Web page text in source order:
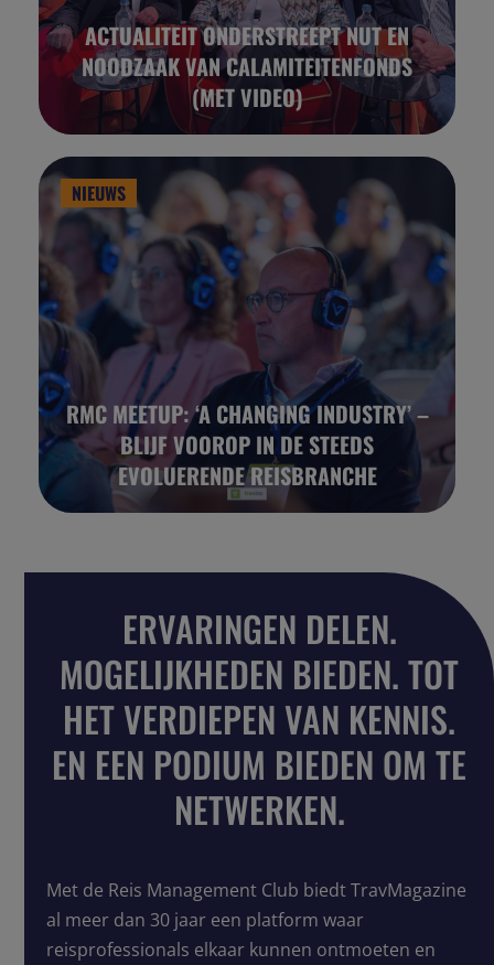
ACTUALITEIT ONDERSTREEPT NUT EN
NOODZAAK VAN CALAMITEITENFONDS
(MET VIDEO)
NIEUWS
RMC MEETUP: ‘A CHANGING INDUSTRY’ –
BLIJF VOOROP IN DE STEEDS
EVOLUERENDE REISBRANCHE
ERVARINGEN DELEN.
MOGELIJKHEDEN BIEDEN. TOT
HET VERDIEPEN VAN KENNIS.
EN EEN PODIUM BIEDEN OM TE
NETWERKEN.
Met de Reis Management Club biedt TravMagazine
al meer dan 30 jaar een platform waar
reisprofessionals elkaar kunnen ontmoeten en